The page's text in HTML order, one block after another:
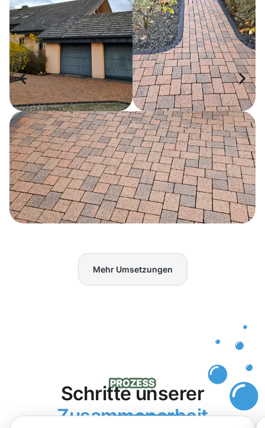
Mehr Umsetzungen
Schritte unserer
Zusammenarbeit